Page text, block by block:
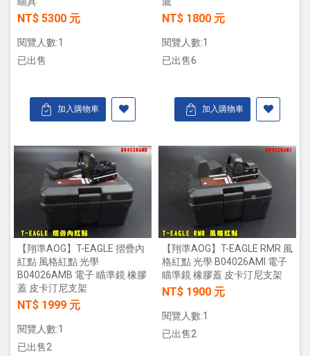
NT$ 5300 元
閱覽人數:1
已出售
加入購物車
NT$ 1800 元
閱覽人數:1
已出售6
加入購物車
【翔準AOG】T-EAGLE 摺疊內
紅點 風格紅點 光學
B04026AMB 電子 瞄準鏡 橡膠
蓋 皮卡汀尼支架
NT$ 1999 元
閱覽人數:1
已出售2
【翔準AOG】T-EAGLE RMR 風
格紅點 光學 B04026AMI 電子
瞄準鏡 橡膠蓋 皮卡汀尼支架
NT$ 1900 元
閱覽人數:1
已出售2